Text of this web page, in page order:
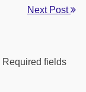
Next Post
Required fields